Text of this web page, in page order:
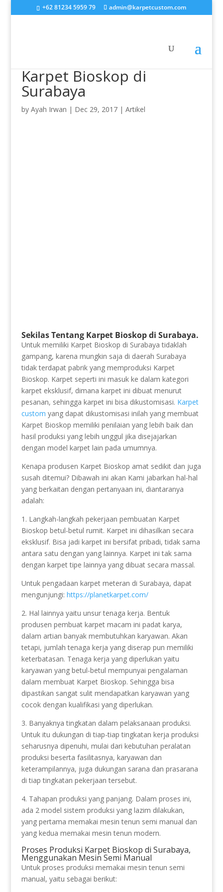
+62 81234 5959 79 admin@karpetcustom.com
Karpet Bioskop di
Surabaya
by Ayah Irwan | Dec 29, 2017| Artikel
Sekilas Tentang Karpet Bioskop di Surabaya.
Untuk memiliki Karpet Bioskop di Surabaya tidaklah
gampang, karena mungkin saja di daerah Surabaya
tidak terdapat pabrik yang memproduksi Karpet
Bioskop. Karpet seperti ini masuk ke dalam kategori
karpet eksklusif, dimana karpet ini dibuat menurut
pesanan, sehingga karpet ini bisa dikustomisasi. Karpet
custom yang dapat dikustomisasi inilah yang membuat
Karpet Bioskop memiliki penilaian yang lebih baik dan
hasil produksi yang lebih unggul jika disejajarkan
dengan model karpet lain pada umumnya.
Kenapa produsen Karpet Bioskop amat sedikit dan juga
susah ditemui? Dibawah ini akan Kami jabarkan hal-hal
yang berkaitan dengan pertanyaan ini, diantaranya
adalah:
1. Langkah-langkah pekerjaan pembuatan Karpet
Bioskop betul-betul rumit. Karpet ini dihasilkan secara
eksklusif. Bisa jadi karpet ini bersifat pribadi, tidak sama
antara satu dengan yang lainnya. Karpet ini tak sama
dengan karpet tipe lainnya yang dibuat secara massal.
Untuk pengadaan karpet meteran di Surabaya, dapat
mengunjungi: https://planetkarpet.com/
2. Hal lainnya yaitu unsur tenaga kerja. Bentuk
produsen pembuat karpet macam ini padat karya,
dalam artian banyak membutuhkan karyawan. Akan
tetapi, jumlah tenaga kerja yang diserap pun memiliki
keterbatasan. Tenaga kerja yang diperlukan yaitu
karyawan yang betul-betul mempunyai pengalaman
dalam membuat Karpet Bioskop. Sehingga bisa
dipastikan sangat sulit mendapatkan karyawan yang
cocok dengan kualifikasi yang diperlukan.
3. Banyaknya tingkatan dalam pelaksanaan produksi.
Untuk itu dukungan di tiap-tiap tingkatan kerja produksi
seharusnya dipenuhi, mulai dari kebutuhan peralatan
produksi beserta fasilitasnya, karyawan dan
keterampilannya, juga dukungan sarana dan prasarana
di tiap tingkatan pekerjaan tersebut.
4. Tahapan produksi yang panjang. Dalam proses ini,
ada 2 model sistem produksi yang lazim dilakukan,
yang pertama memakai mesin tenun semi manual dan
yang kedua memakai mesin tenun modern.
Proses Produksi Karpet Bioskop di Surabaya,
Menggunakan Mesin Semi Manual
Untuk proses produksi memakai mesin tenun semi
manual, yaitu sebagai berikut: